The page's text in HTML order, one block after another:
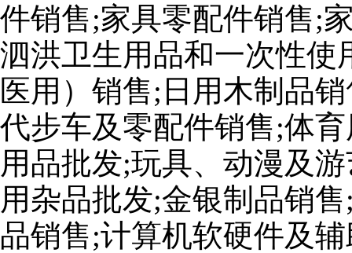
件销售;家具零配件销售;
泗洪卫生用品和一次性使
医用）销售;日用木制品
代步车及零配件销售;体
用品批发;玩具、动漫及
用杂品批发;金银制品销
品销售;计算机软硬件及